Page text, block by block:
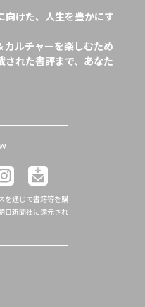
向けた、人生を豊かにす
カルチャーを楽しむため
された書評まで、あなた
を通じて書籍等を購
日新聞社に還元され